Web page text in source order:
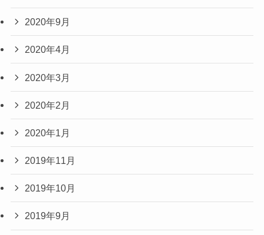
2020年9月
2020年4月
2020年3月
2020年2月
2020年1月
2019年11月
2019年10月
2019年9月